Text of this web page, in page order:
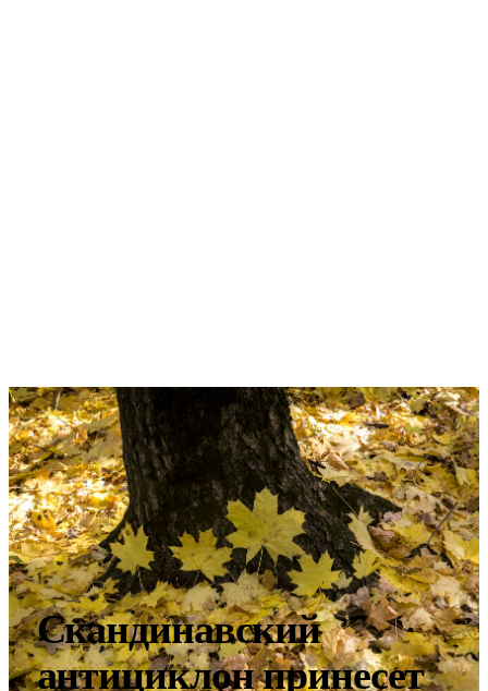
Скандинавский
антициклон принесет